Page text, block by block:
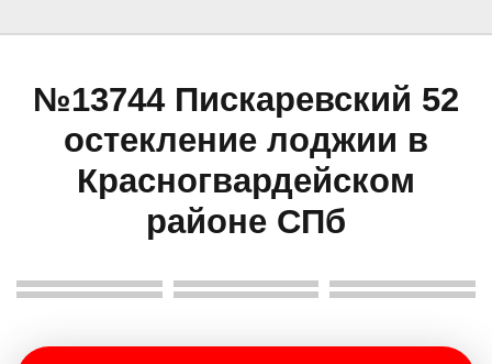
№13744 Пискаревский 52
остекление лоджии в
Красногвардейском
районе СПб